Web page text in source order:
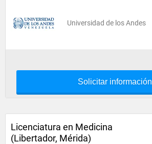
Universidad de los Andes
Solicitar información
Licenciatura en Medicina
(Libertador, Mérida)